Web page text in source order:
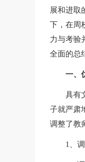
展和进取
下，在周
力与考验
全面的总
一、
具有文
子就严肃
调整了教
1、调